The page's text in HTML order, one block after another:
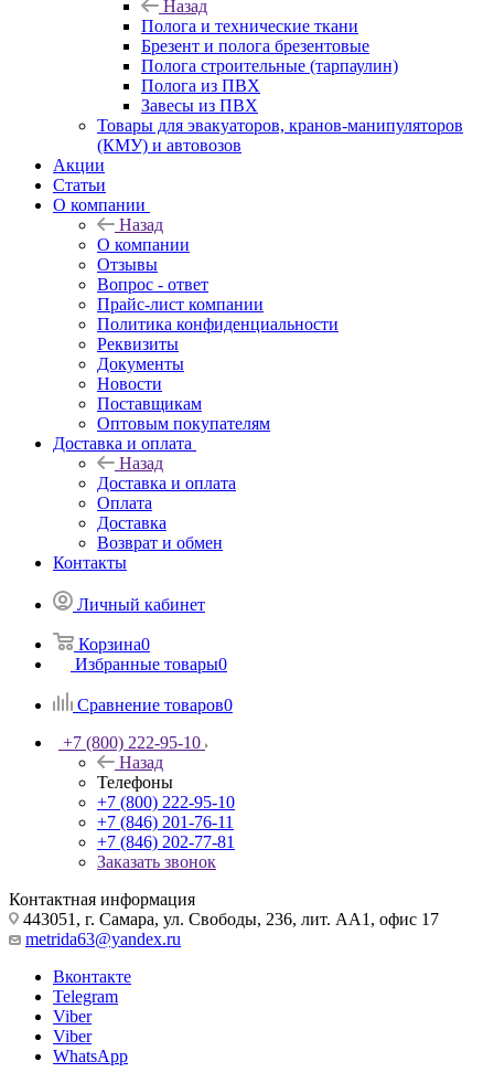
Назад
Полога и технические ткани
Брезент и полога брезентовые
Полога строительные (тарпаулин)
Полога из ПВХ
Завесы из ПВХ
Товары для эвакуаторов, кранов-манипуляторов
(КМУ) и автовозов
Акции
Статьи
О компании
Назад
О компании
Отзывы
Вопрос - ответ
Прайс-лист компании
Политика конфиденциальности
Реквизиты
Документы
Новости
Поставщикам
Оптовым покупателям
Доставка и оплата
Назад
Доставка и оплата
Оплата
Доставка
Возврат и обмен
Контакты
Личный кабинет
Корзина0
Избранные товары0
Сравнение товаров0
+7 (800) 222-95-10
Назад
Телефоны
+7 (800) 222-95-10
+7 (846) 201-76-11
+7 (846) 202-77-81
Заказать звонок
Контактная информация
443051, г. Самара, ул. Свободы, 236, лит. АА1, офис 17
metrida63@yandex.ru
Вконтакте
Telegram
Viber
Viber
WhatsApp